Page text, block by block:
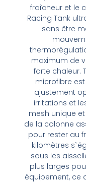
fraîcheur et le
Racing Tank
sans être
maximum de
forte chaleur.
microfibre
ajustement
irritations et
mesh unique
de la colonne
pour rester au
kilomètres
sous les
plus larges
équipement, ce